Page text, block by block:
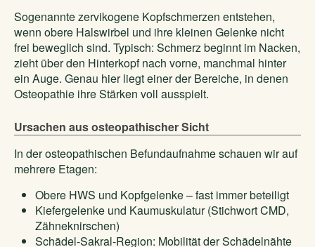
Sogenannte zervikogene Kopfschmerzen entstehen,
wenn obere Halswirbel und ihre kleinen Gelenke nicht
frei beweglich sind. Typisch: Schmerz beginnt im Nacken,
zieht über den Hinterkopf nach vorne, manchmal hinter
ein Auge. Genau hier liegt einer der Bereiche, in denen
Osteopathie ihre Stärken voll ausspielt.
Ursachen aus osteopathischer Sicht
In der osteopathischen Befundaufnahme schauen wir auf
mehrere Etagen:
Obere HWS und Kopfgelenke – fast immer beteiligt
Kiefergelenke und Kaumuskulatur (Stichwort CMD,
Zähneknirschen)
Schädel-Sakral-Region: Mobilität der Schädelnähte